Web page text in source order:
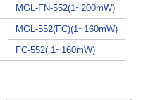
MGL-FN-552(1~200mW)
MGL-552(FC)(1~160mW)
FC-552( 1~160mW)